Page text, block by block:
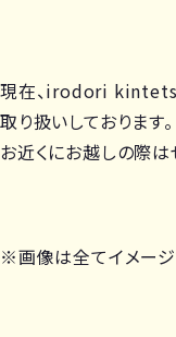
現在、irodori
取り扱いしております。
お近くにお越しの際は
※画像は全てイメージ